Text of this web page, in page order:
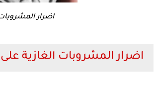
اضرار
اضرار المشروبات الغازية